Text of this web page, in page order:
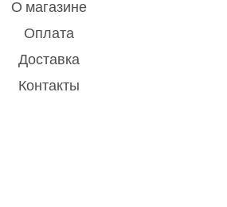
О магазине
Оплата
Доставка
Контакты